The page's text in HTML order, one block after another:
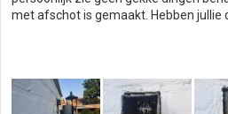
:
met afschot is gemaakt. Hebben jullie